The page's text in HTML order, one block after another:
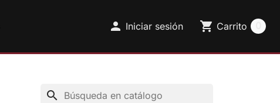
 Iniciar sesión shopping_cart Carrito
search